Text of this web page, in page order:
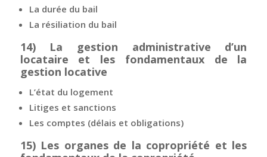
La durée du bail
La résiliation du bail
14) La gestion administrative d’un
locataire et les fondamentaux de la
gestion locative
L’état du logement
Litiges et sanctions
Les comptes (délais et obligations)
15) Les organes de la copropriété et les